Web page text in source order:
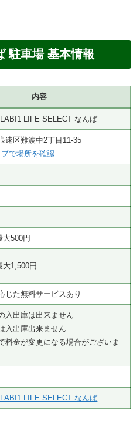
駐車場 基本情報
内容
LIFE SELECT なんば
速区難波中2丁目11-35
で場所を確認
大500円
大1,500円
じた無料サービスあり
入出庫は出来ません
入出庫出来ません
料金が変更になる場合がございま
LIFE SELECT なんば